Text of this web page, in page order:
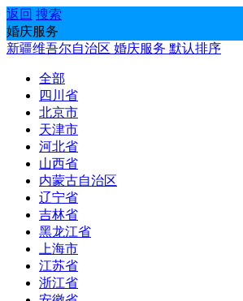
返回 搜索
婚庆服务
新疆维吾尔自治区 婚庆服务 默认排序
全部
四川省
北京市
天津市
河北省
山西省
内蒙古自治区
辽宁省
吉林省
黑龙江省
上海市
江苏省
浙江省